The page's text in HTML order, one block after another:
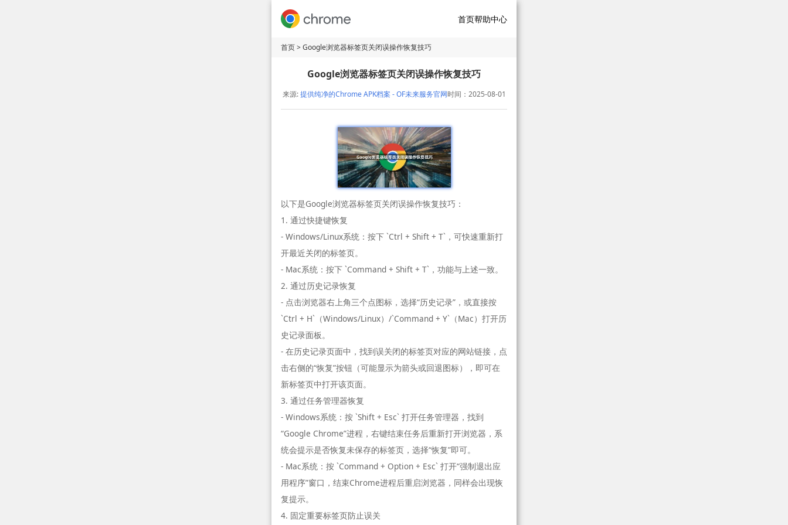
首页帮助中心
首页> Google浏览器标签页关闭误操作恢复技巧
Google浏览器标签页关闭误操作恢复技巧
来源:提供纯净的Chrome APK档案 - OF未来服务官网时间：2025-08-01
以下是Google浏览器标签页关闭误操作恢复技巧：
1. 通过快捷键恢复
- Windows/Linux系统：按下 `Ctrl + Shift + T`，可快速重新打
开最近关闭的标签页。
- Mac系统：按下 `Command + Shift + T`，功能与上述一致。
2. 通过历史记录恢复
- 点击浏览器右上角三个点图标，选择“历史记录”，或直接按
`Ctrl + H`（Windows/Linux）/`Command + Y`（Mac）打开历
史记录面板。
- 在历史记录页面中，找到误关闭的标签页对应的网站链接，点
击右侧的“恢复”按钮（可能显示为箭头或回退图标），即可在
新标签页中打开该页面。
3. 通过任务管理器恢复
- Windows系统：按 `Shift + Esc` 打开任务管理器，找到
“Google Chrome”进程，右键结束任务后重新打开浏览器，系
统会提示是否恢复未保存的标签页，选择“恢复”即可。
- Mac系统：按 `Command + Option + Esc` 打开“强制退出应
用程序”窗口，结束Chrome进程后重启浏览器，同样会出现恢
复提示。
4. 固定重要标签页防止误关